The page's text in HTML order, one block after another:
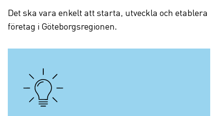
Det ska vara enkelt att starta, utveckla och etablera
företag i Göteborgsregionen.